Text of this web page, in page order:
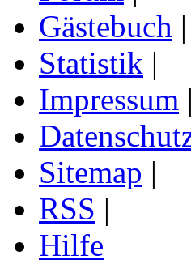
Gästebuch |
Statistik |
Impressum |
Sitemap |
RSS |
Hilfe